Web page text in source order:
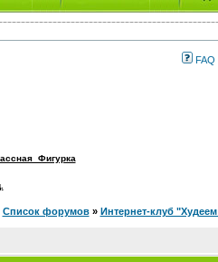
FAQ
Список форумов» Интернет-клуб